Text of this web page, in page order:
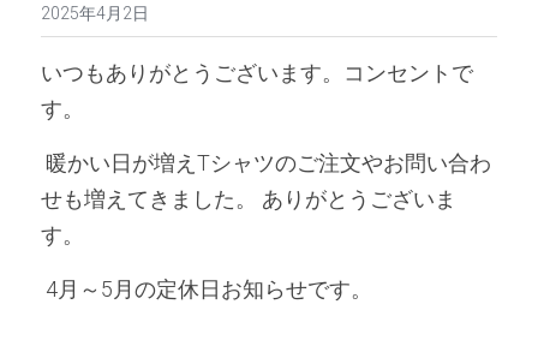
2025年4月2日
いつもありがとうございます。コンセントで
す。
せも増えてきました。 ありがとうございま
す。
4月～5月の定休日お知らせです。